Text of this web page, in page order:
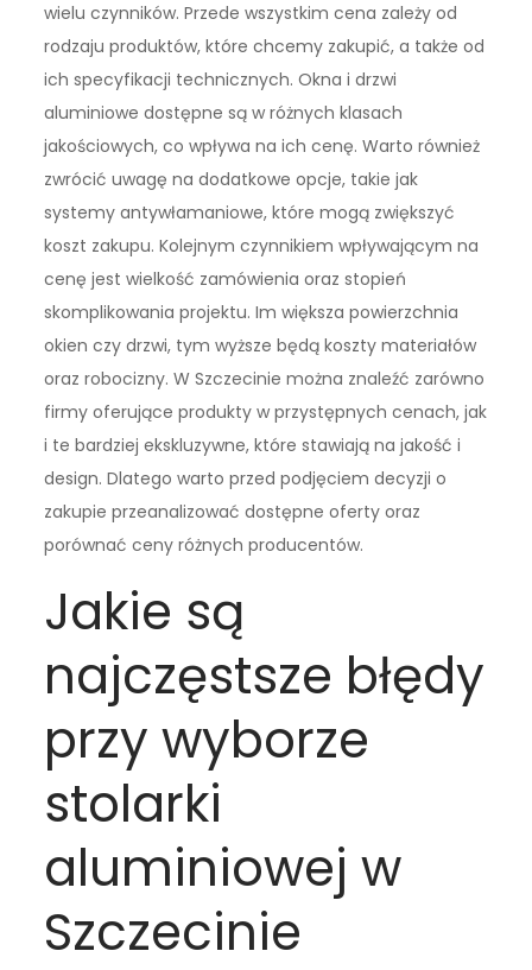
wielu czynników. Przede wszystkim cena zależy od
rodzaju produktów, które chcemy zakupić, a także od
ich specyfikacji technicznych. Okna i drzwi
aluminiowe dostępne są w różnych klasach
jakościowych, co wpływa na ich cenę. Warto również
zwrócić uwagę na dodatkowe opcje, takie jak
systemy antywłamaniowe, które mogą zwiększyć
koszt zakupu. Kolejnym czynnikiem wpływającym na
cenę jest wielkość zamówienia oraz stopień
skomplikowania projektu. Im większa powierzchnia
okien czy drzwi, tym wyższe będą koszty materiałów
oraz robocizny. W Szczecinie można znaleźć zarówno
firmy oferujące produkty w przystępnych cenach, jak
i te bardziej ekskluzywne, które stawiają na jakość i
design. Dlatego warto przed podjęciem decyzji o
zakupie przeanalizować dostępne oferty oraz
porównać ceny różnych producentów.
Jakie są
najczęstsze błędy
przy wyborze
stolarki
aluminiowej w
Szczecinie